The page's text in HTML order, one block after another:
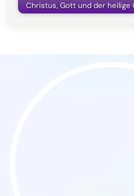
Christus, Gott und der heilige